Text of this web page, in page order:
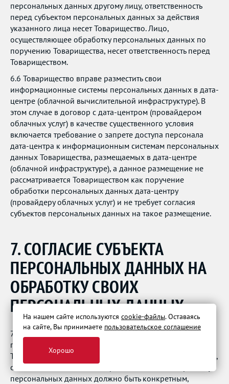
персональных данных другому лицу, ответственность
перед субъектом персональных данных за действия
указанного лица несет Товарищество. Лицо,
осуществляющее обработку персональных данных по
поручению Товарищества, несет ответственность перед
Товариществом.
6.6 Товарищество вправе разместить свои
информационные системы персональных данных в дата-
центре (облачной вычислительной инфраструктуре). В
этом случае в договор с дата-центром (провайдером
облачных услуг) в качестве существенного условия
включается требование о запрете доступа персонала
дата-центра к информационным системам персональных
данных Товарищества, размещаемых в дата-центре
(облачной инфраструктуре), а данное размещение не
рассматривается Товариществом как поручение
обработки персональных данных дата-центру
(провайдеру облачных услуг) и не требует согласия
субъектов персональных данных на такое размещение.
7. СОГЛАСИЕ СУБЪЕКТА
ПЕРСОНАЛЬНЫХ ДАННЫХ НА
ОБРАБОТКУ СВОИХ
ПЕРСОНАЛЬНЫХ ДАННЫХ
7.1 Субъект персональных данных принимает решение о
предоставлении своих персональных данных
Товариществу и дает согласие на их обработку свободно,
своей волей и в своем интересе. Согласие на обработку
персональных данных должно быть конкретным,
На нашем сайте используются cookie-файлы. Оставаясь
на сайте, Вы принимаете пользовательское соглашение
Хорошо